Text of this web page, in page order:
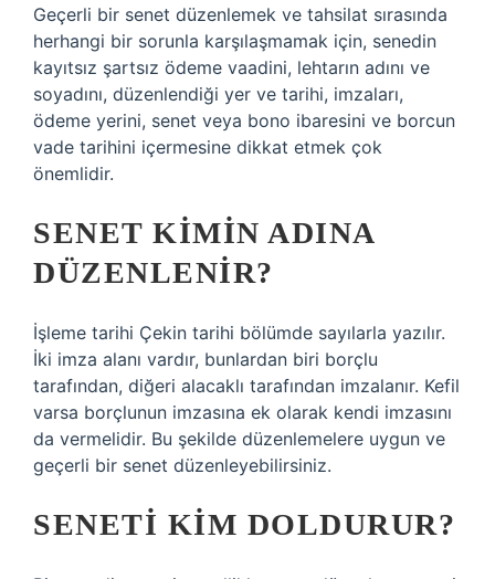
Geçerli bir senet düzenlemek ve tahsilat sırasında
herhangi bir sorunla karşılaşmamak için, senedin
kayıtsız şartsız ödeme vaadini, lehtarın adını ve
soyadını, düzenlendiği yer ve tarihi, imzaları,
ödeme yerini, senet veya bono ibaresini ve borcun
vade tarihini içermesine dikkat etmek çok
önemlidir.
SENET KIMIN ADINA
DÜZENLENIR?
İşleme tarihi Çekin tarihi bölümde sayılarla yazılır.
İki imza alanı vardır, bunlardan biri borçlu
tarafından, diğeri alacaklı tarafından imzalanır. Kefil
varsa borçlunun imzasına ek olarak kendi imzasını
da vermelidir. Bu şekilde düzenlemelere uygun ve
geçerli bir senet düzenleyebilirsiniz.
SENETI KIM DOLDURUR?